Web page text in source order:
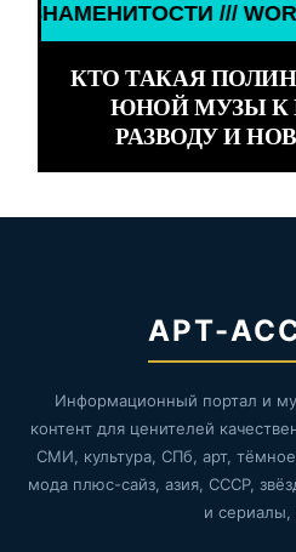
/// WORLD
КТО ТАКАЯ
ЮНОЙ МУЗЫ К
РАЗВОДУ И
АРТ-
Информационный портал и
контент для ценителей
СМИ, культура, СПб, арт,
мода плюс-сайз, азия, СССР,
и сериалы,